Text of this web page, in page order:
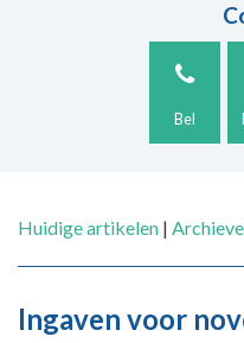
Bel
Huidige artikelen |
Ingaven voor